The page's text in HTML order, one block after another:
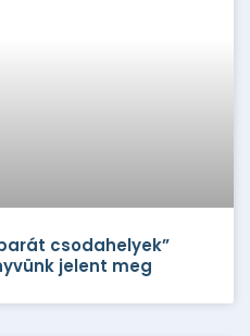
csodahelyek”
jelent meg